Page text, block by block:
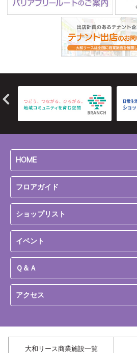
HOME
フロアガイド
ショップリスト
イベント
Ｑ＆Ａ
アクセス
大和リース商業施設一覧